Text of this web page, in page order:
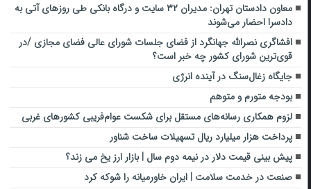
معاون دادستان تهران: مدیران ۳۲ سایت و درگاه بانکی طی روز‌های آتی به
دادسرا احضار می‌شوند
افشاگری نصرالله جهانگرد از فضای جلسات شورای عالی فضای مجازی /در
قوی‌ترین شورای کشور چه خبر است؟
جایگاه زغال‌سنگ در آینده انرژی
بودجه متورم و متوهم
لزوم همکاری رسانه‌های مستقل برای شکست عوام‌فریبی کشورهای غربی
پرداخت هزار میلیارد ریال تسهیلات ساخت شناور
پیش بینی قیمت دلار در نیمه دوم سال | بازار ارز یخ می زند؟
صنعت در خدمت سلامت | ایران خاورمیانه را شوکه کرد